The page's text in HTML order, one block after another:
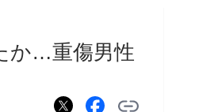
か…重傷男性